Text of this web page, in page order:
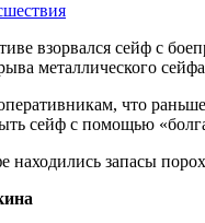
взорвался сейф с
металлического
что
сейф с помощью
находились запасы